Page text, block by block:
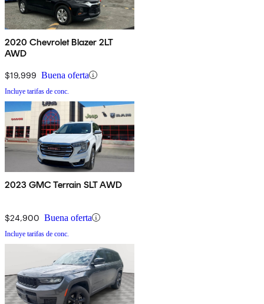
2020 Chevrolet Blazer 2LT
AWD
$19,999 Buena oferta
Incluye tarifas de conc.
2023 GMC Terrain SLT AWD
$24,900 Buena oferta
Incluye tarifas de conc.